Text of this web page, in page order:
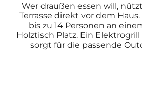
Wer draußen essen will,
Terrasse direkt vor dem
bis zu 14 Personen an
Holztisch Platz. Ein
sorgt für die passende